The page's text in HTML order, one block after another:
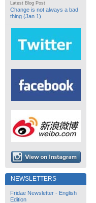
Latest Blog Post
Change is not always a bad
thing (Jan 1)
NEWSLETTERS
Fridae Newsletter - English
Edition